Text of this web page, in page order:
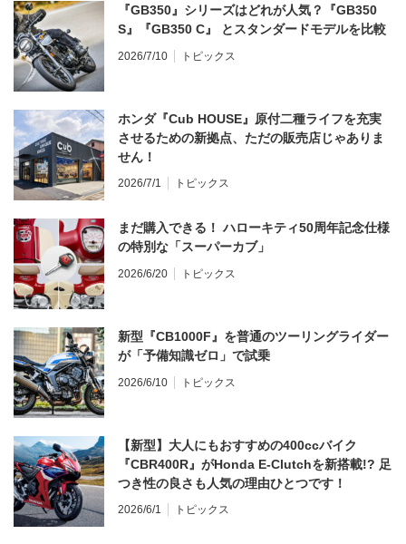
『GB350』シリーズはどれが人気？『GB350
S』『GB350 C』 とスタンダードモデルを比較
2026/7/10 トピックス
ホンダ『Cub HOUSE』原付二種ライフを充実
させるための新拠点、ただの販売店じゃありま
せん！
2026/7/1 トピックス
まだ購入できる！ ハローキティ50周年記念仕様
の特別な「スーパーカブ」
2026/6/20 トピックス
新型『CB1000F』を普通のツーリングライダー
が「予備知識ゼロ」で試乗
2026/6/10 トピックス
【新型】大人にもおすすめの400ccバイク
『CBR400R』がHonda E-Clutchを新搭載!? 足
つき性の良さも人気の理由ひとつです！
2026/6/1 トピックス